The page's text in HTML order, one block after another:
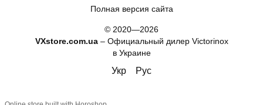
Полная версия сайта
© 2020—2026
VXstore.com.ua– Официальный дилер Victorinox
в Украине
Укр Рус